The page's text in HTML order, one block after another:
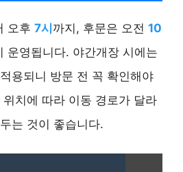
오후 7시까지, 후문은 오전 10
운영됩니다. 야간개장 시에는
용되니 방문 전 꼭 확인해야
치에 따라 이동 경로가 달라
는 것이 좋습니다.